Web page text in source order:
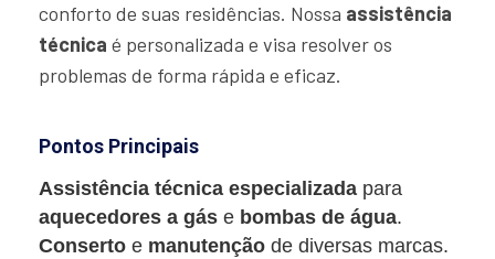
conforto de suas residências. Nossa assistência
técnica é personalizada e visa resolver os
problemas de forma rápida e eficaz.
Pontos Principais
Assistência técnica especializada para
aquecedores a gás e bombas de água.
Conserto e manutenção de diversas marcas.